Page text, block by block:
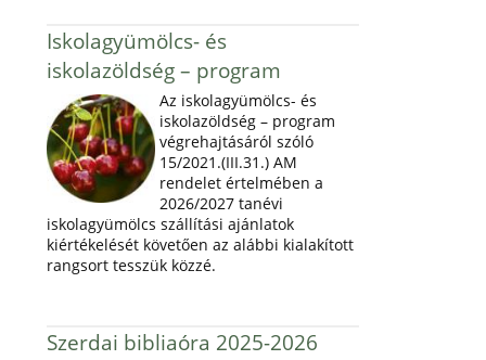
Iskolagyümölcs- és
iskolazöldség – program
Az iskolagyümölcs- és
iskolazöldség – program
végrehajtásáról szóló
15/2021.(III.31.) AM
rendelet értelmében a
2026/2027 tanévi
iskolagyümölcs szállítási ajánlatok
kiértékelését követően az alábbi kialakított
rangsort tesszük közzé.
Szerdai bibliaóra 2025-2026